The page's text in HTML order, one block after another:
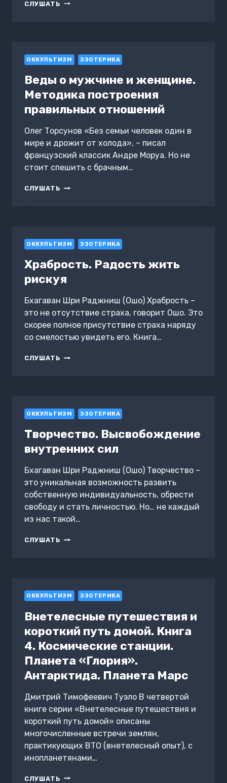
СЛУШАТЬ ВОСТОЧНЫЙ
ОККУЛЬТИЗМ ЭЗОТЕРИКА
Веды о мужчине и женщине.
Методика построения
правильных отношений
Олег Торсунов «Без семьи человек один в
мире и дрожит от холода», – писал
французский классик Андре Моруа. Но не
стоит спешить с брачным…
СЛУШАТЬ ВЕДЫ
ПОСТРОЕНИЯ
ОТНОШЕНИЙ
ОККУЛЬТИЗМ ЭЗОТЕРИКА
Храбрость. Радость жить
рискуя
Бхагаван Шри Раджниш (Ошо) Храбрость –
это не отсутствие страха, говорит Ошо. Это
скорее полное присутствие страха наряду
со смелостью увидеть его. Книга…
СЛУШАТЬ ХРАБРОСТЬ.
ОККУЛЬТИЗМ ЭЗОТЕРИКА
Творчество. Высвобождение
внутренних сил
Бхагаван Шри Раджниш (Ошо) Творчество –
это уникальная возможность развить
собственную индивидуальность, обрести
свободу и стать личностью. Но… не каждый
из нас такой…
СЛУШАТЬ ТВОРЧЕСТВО.
ОККУЛЬТИЗМ ЭЗОТЕРИКА
Внетелесные путешествия и
короткий путь домой. Книга
4. Космические станции.
Планета «Глория».
Антарктида. Планета Марс
Дмитрий Тимофеевич Туэло В четвертой
книге серии «Внетелесные путешествия и
короткий путь домой» описаны
многочисленные встречи землян,
практикующих ВТО (внетелесный опыт), с
инопланетянами…
СЛУШАТЬ ВНЕТЕЛЕСНЫЕ